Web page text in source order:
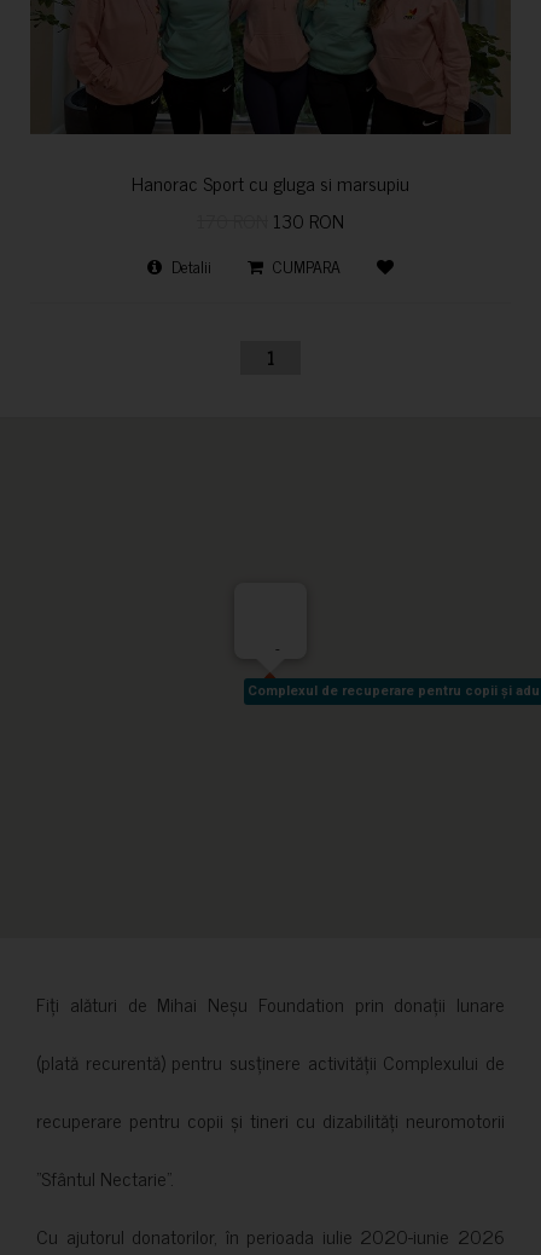
Hanorac Sport cu gluga si marsupiu
130 RON
Detalii CUMPARA
1
Complexul de recuperare pentru copii și
Complexul de recuperare pentru copii și
-
Fiți alături de Mihai Neșu Foundation prin donații lunare
(plată recurentă) pentru susținere activității Complexului de
recuperare pentru copii și tineri cu dizabilități neuromotorii
”Sfântul Nectarie”.
Cu ajutorul donatorilor, în perioada iulie 2020-iunie 2026